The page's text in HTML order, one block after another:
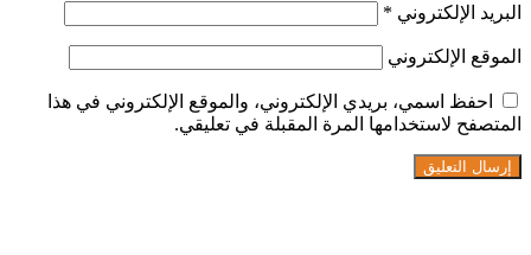
البريد الإلكتروني *
الموقع الإلكتروني
احفظ اسمي، بريدي الإلكتروني، والموقع الإلكتروني في هذا
المتصفح لاستخدامها المرة المقبلة في تعليقي.